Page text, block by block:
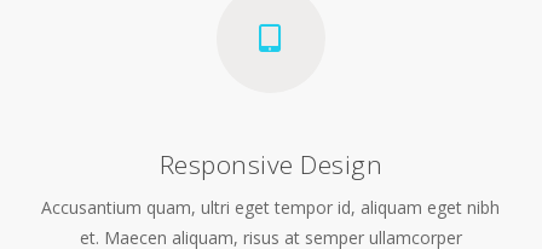
Responsive Design
Accusantium quam, ultri eget tempor id, aliquam eget nibh
et. Maecen aliquam, risus at semper ullamcorper